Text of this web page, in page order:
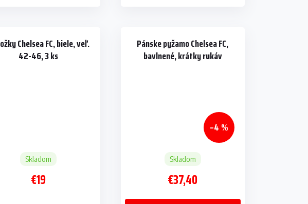
Chelsea FC, biele, veľ.
42-46, 3 ks
Skladom
€19
Pánske pyžamo Chelsea FC,
bavlnené, krátky rukáv
–4 %
Skladom
€37,40